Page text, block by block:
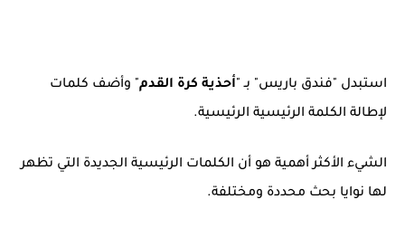
استبدل "فندق باريس" بـ "أحذية كرة القدم" وأضف كلمات
لإطالة الكلمة الرئيسية الرئيسية.
الشيء الأكثر أهمية هو أن الكلمات الرئيسية الجديدة التي تظهر
لها نوايا بحث محددة ومختلفة.